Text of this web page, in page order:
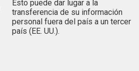
Esto puede dar lugar a la
transferencia de su información
personal fuera del país a un tercer
país (EE. UU.).